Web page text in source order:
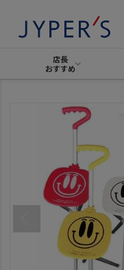
店長
おすすめ